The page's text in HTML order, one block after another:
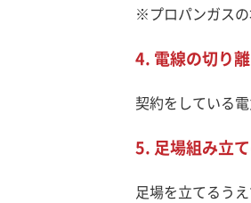
※プロパンガスの
4. 電線の切り
契約をしている
5. 足場組み立
足場を立てるう